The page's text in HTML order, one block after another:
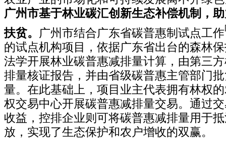
广州市基于林业碳汇创新生态补偿机制，
扶贫。 广州市结合广东省碳普惠制试点工作
的试点机构项目，依据广东省出台的森林
法学开展林业碳普惠减排量计算，由第三
排量核证报告，并由省级碳普惠主管部门
量。在此基础上，项目业主代表拥有林权
权交易中心开展碳普惠减排量交易。通过
收益，控排企业则可将碳普惠减排量用于
放，实现了生态保护和农户增收的双赢。